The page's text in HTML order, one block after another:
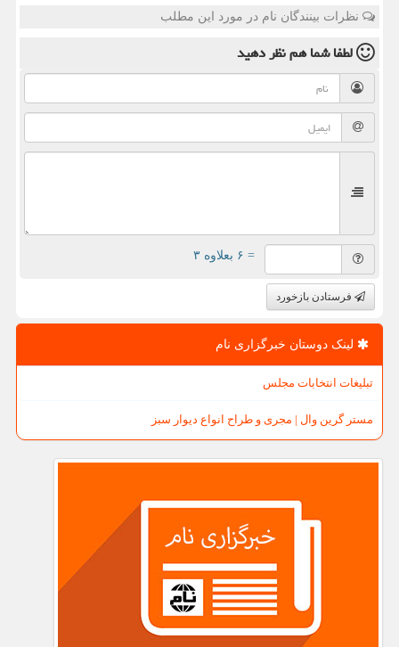
نظرات بینندگان نام در مورد این مطلب
لطفا شما همنظر دهید
= ۶ بعلاوه ۳
فرستادن بازخورد
لینک دوستان خبرگزاری نام
تبلیغات انتخابات مجلس
مستر گرین وال | مجری و طراح انواع دیوار سبز